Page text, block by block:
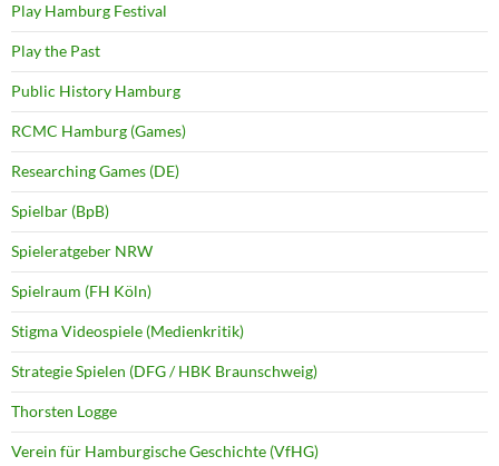
Play Hamburg Festival
Play the Past
Public History Hamburg
RCMC Hamburg (Games)
Researching Games (DE)
Spielbar (BpB)
Spieleratgeber NRW
Spielraum (FH Köln)
Stigma Videospiele (Medienkritik)
Strategie Spielen (DFG / HBK Braunschweig)
Thorsten Logge
Verein für Hamburgische Geschichte (VfHG)